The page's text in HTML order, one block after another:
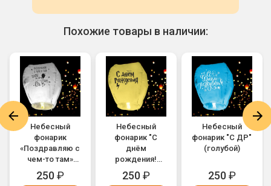
Похожие товары в наличии:
Небесный
фонарик
«Поздравляю с
чем-то там»
(белый)
250₽
Небесный
фонарик "С
днём
рождения!
Волшебник"
(желтый)
250₽
Небесный
фонарик "С ДР"
(голубой)
250₽